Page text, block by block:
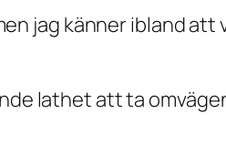
jag känner ibland
lathet att ta